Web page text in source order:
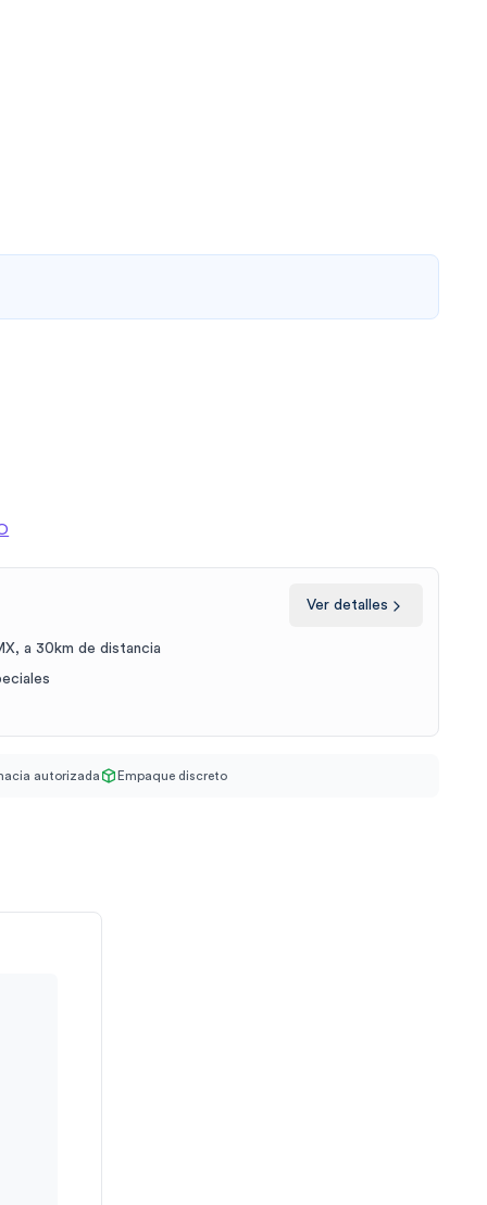
Ver detalles
a 30km de distancia
autorizada Empaque discreto